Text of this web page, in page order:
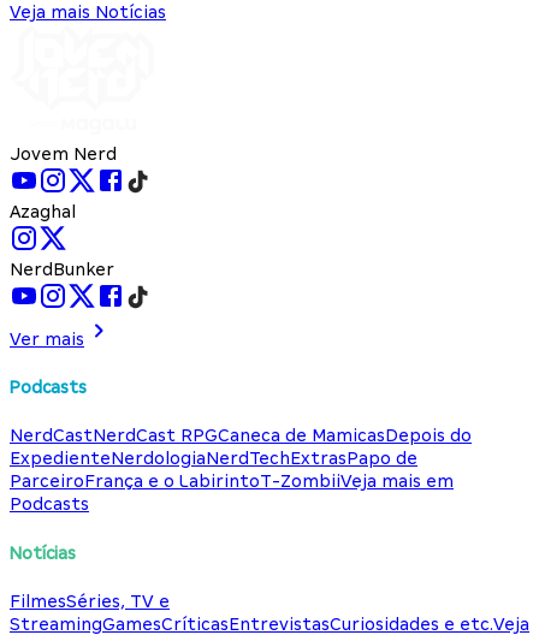
Veja mais Notícias
Jovem Nerd
Azaghal
NerdBunker
Ver mais
Podcasts
NerdCastNerdCast RPGCaneca de MamicasDepois do
ExpedienteNerdologiaNerdTechExtrasPapo de
ParceiroFrança e o LabirintoT-ZombiiVeja mais em
Podcasts
Notícias
FilmesSéries, TV e
StreamingGamesCríticasEntrevistasCuriosidades e etc.Veja